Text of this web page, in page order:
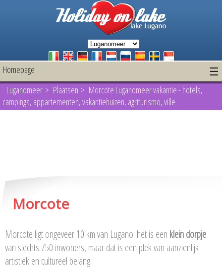
Homepage ☰
Luganomeer > Plaatsen > Morcote Luganomeer vakantie - hotels,
campings, appartementen, vakantiehuizen, agriturismo, ville
Morcote
Morcote ligt ongeveer 10 km van Lugano: het is een klein dorpje
van slechts 750 inwoners, maar dat is een plek van aanzienlijk
artistiek en cultureel belang.